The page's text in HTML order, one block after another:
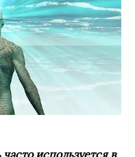
используется в